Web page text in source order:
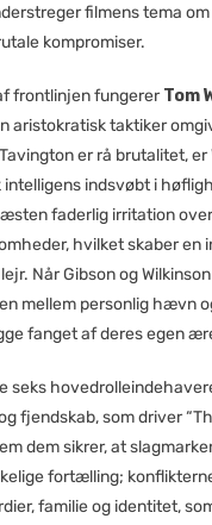
filmens tema om
kompromiser.
frontlinjen fungererTom
aristokratisk taktiker
er rå brutalitet, er
indsvøbt i
faderlig irritation
hvilket skaber en
Når Gibson og
mellem personlig hævn
fanget af deres egen
seks
fjendskab, som driver
dem sikrer, at
fortælling;
familie og identitet,